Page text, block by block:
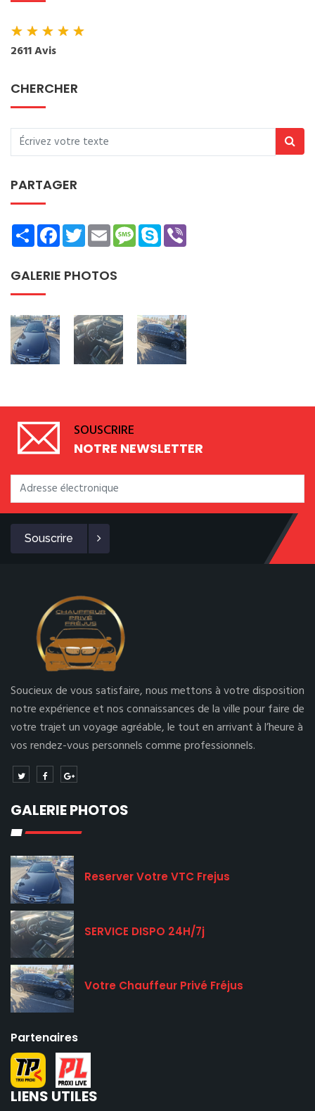
★★★★★
2611 Avis
CHERCHER
PARTAGER
ShareFacebookTwitterEmailMessage
Skype
GALERIE PHOTOS
SOUSCRIRE
NOTRE NEWSLETTER
Souscrire
Soucieux de vous satisfaire, nous mettons à votre disposition
notre expérience et nos connaissances de la ville pour faire de
votre trajet un voyage agréable, le tout en arrivant à l’heure à
vos rendez-vous personnels comme professionnels.
GALERIE PHOTOS
Reserver Votre VTC Frejus
SERVICE DISPO 24H/7j
Votre Chauffeur Privé Fréjus
Partenaires
LIENS UTILES